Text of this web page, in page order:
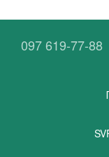
097 619-77-88